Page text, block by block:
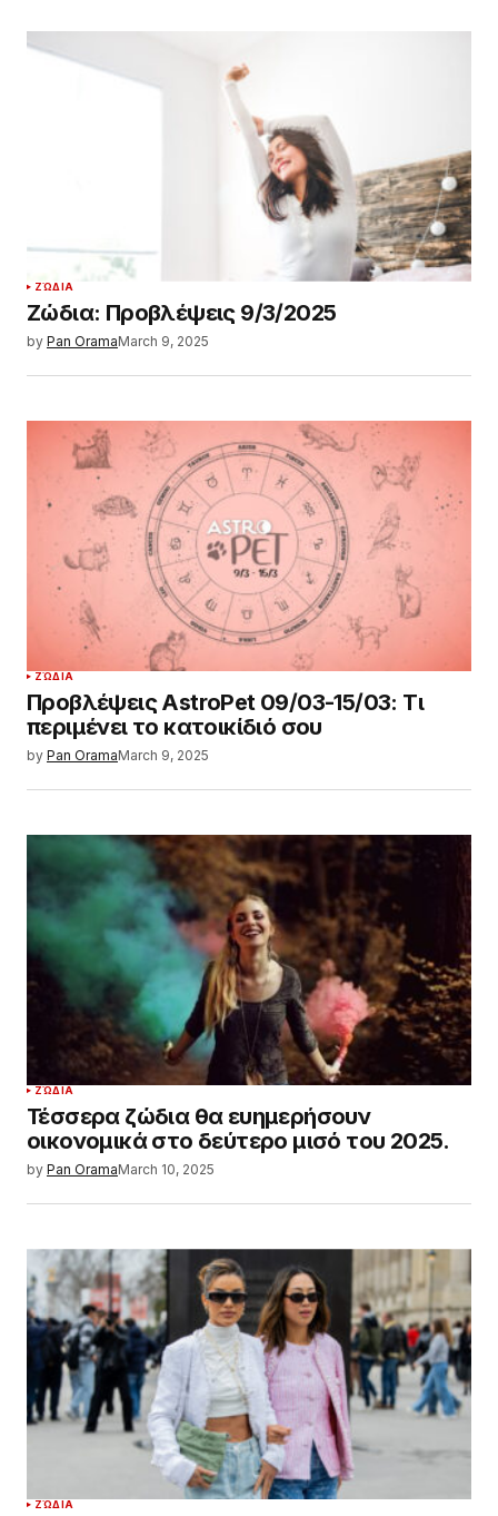
ΖΏΔΙΑ
Ζώδια: Προβλέψεις 9/3/2025
by Pan OramaMarch 9, 2025
ΖΏΔΙΑ
Προβλέψεις AstroPet 09/03-15/03: Τι
περιμένει το κατοικίδιό σου
by Pan OramaMarch 9, 2025
ΖΏΔΙΑ
Τέσσερα ζώδια θα ευημερήσουν
οικονομικά στο δεύτερο μισό του 2025.
by Pan OramaMarch 10, 2025
ΖΏΔΙΑ